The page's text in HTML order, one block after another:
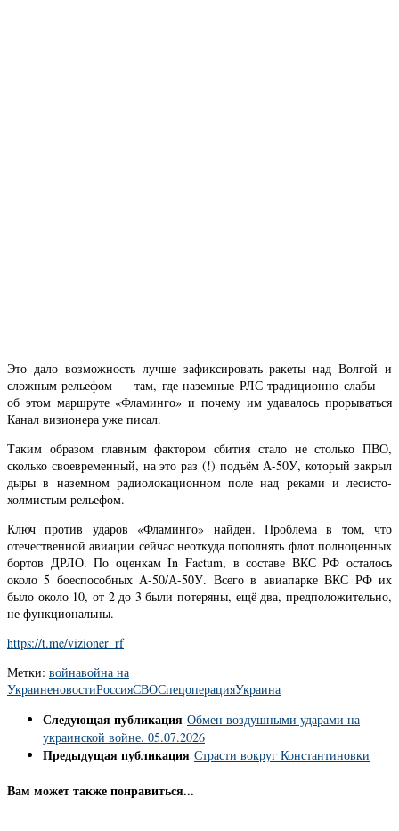
Это дало возможность лучше зафиксировать ракеты над Волгой и
сложным рельефом — там, где наземные РЛС традиционно слабы —
об этом маршруте «Фламинго» и почему им удавалось прорываться
Канал визионера уже писал.
Таким образом главным фактором сбития стало не столько ПВО,
сколько своевременный, на это раз (!) подъём А-50У, который закрыл
дыры в наземном радиолокационном поле над реками и лесисто-
холмистым рельефом.
Ключ против ударов «Фламинго» найден. Проблема в том, что
отечественной авиации сейчас неоткуда пополнять флот полноценных
бортов ДРЛО. По оценкам In Factum, в составе ВКС РФ осталось
около 5 боеспособных А-50/А-50У. Всего в авиапарке ВКС РФ их
было около 10, от 2 до 3 были потеряны, ещё два, предположительно,
не функциональны.
https://t.me/vizioner_rf
Метки: войнавойна на
УкраиненовостиРоссияСВОСпецоперацияУкраина
Следующая публикация Обмен воздушными ударами на
украинской войне. 05.07.2026
Предыдущая публикация Страсти вокруг Константиновки
Вам может также понравиться...